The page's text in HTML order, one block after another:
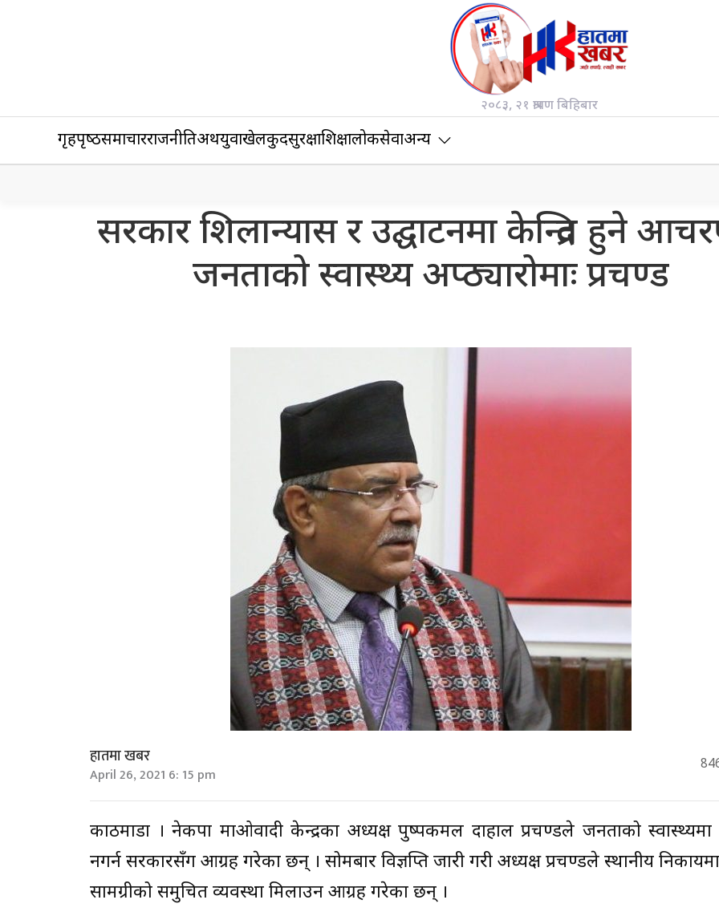
२०८३, २१ श्रावण बिहिबार
गृहपृष्‍ठसमाचारराजनीतिअर्थयुवाखेलकुदसुरक्षाशिक्षालोकसेवाअन्य
सरकार शिलान्यास र उद्घाटनमा केन्द्रित हुने
जनताको स्वास्थ्य अप्ठ्यारोमाः प्रचण्ड
हातमा खबर
April 26, 2021 6: 15 pm
काठमाडौं । नेकपा माओवादी केन्द्रका अध्यक्ष पुष्पकमल दाहाल प्रचण्डले जनताको
नगर्न सरकारसँग आग्रह गरेका छन् । सोमबार विज्ञप्ति जारी गरी अध्यक्ष प्रचण्डले स्थानीय
सामग्रीको समुचित व्यवस्था मिलाउन आग्रह गरेका छन् ।